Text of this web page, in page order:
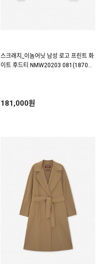
스크래치_이놈어닛 남성 로고 프린트 화
이트 후드티 NMW20203 081(18704
181,000원